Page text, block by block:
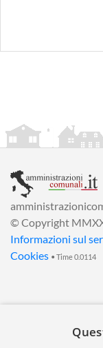
© Copyright
Informazioni sul
Cookies • Time 0.0114